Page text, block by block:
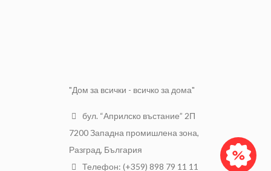
"Дом за всички - всичко за дома"
бул. “Априлско въстание” 2П
7200 Западна промишлена зона,
Разград, България
Телефон: (+359) 898 79 11 11